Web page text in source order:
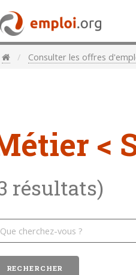
Consulter les offres
<
résultats)